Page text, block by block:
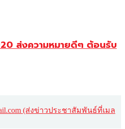
ส่งความหมายดีๆ ต้อนรับ
(ส่งข่าวประชาสัมพันธ์ที่เมล